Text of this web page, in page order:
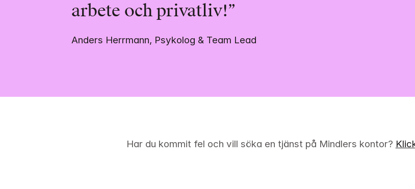
arbete och privatliv!”
Anders Herrmann, Psykolog & Team Lead
Har du kommit fel och vill söka en tjänst på Mindlers kontor?